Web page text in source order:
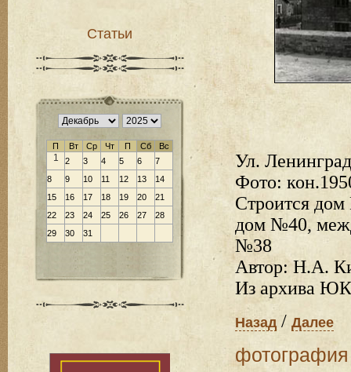
Статьи
П Вт Ср Чт П Сб Вс
1 2 3 4 5 6
7
8
9 10 11 12 13
14
15
16 17 18 19 20
21
22
23 24 25 26 27
28
29
30 31
Ул.
Фото:
Строится
дом №40,
№38
Автор: Н.А.
Из архива
Назад / Далее
фотография